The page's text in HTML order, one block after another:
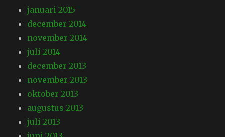
januari 2015
december 2014
november 2014
juli 2014
december 2013
november 2013
oktober 2013
augustus 2013
juli 2013